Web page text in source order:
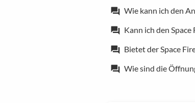
forum Wie kann ich den
forum Kann ich den
forum Bietet der Space
forum Wie sind die